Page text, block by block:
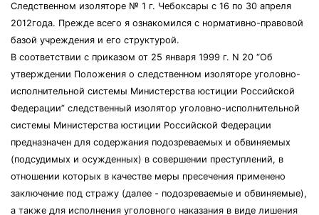
Следственном изоляторе № 1 г. Чебоксары с 16 по 30 апреля
2012года. Прежде всего я ознакомился с нормативно-правовой
базой учреждения и его структурой.
В соответствии с приказом от 25 января 1999 г. N 20 “Об
утверждении Положения о следственном изоляторе уголовно-
исполнительной системы Министерства юстиции Российской
Федерации” следственный изолятор уголовно-исполнительной
системы Министерства юстиции Российской Федерации
предназначен для содержания подозреваемых и обвиняемых
(подсудимых и осужденных) в совершении преступлений, в
отношении которых в качестве меры пресечения применено
заключение под стражу (далее - подозреваемые и обвиняемые),
а также для исполнения уголовного наказания в виде лишения